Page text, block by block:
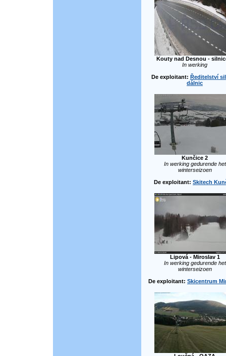
Kouty nad Desnou -
In werking
De exploitant: Ředitelství
dálnic
Kunčice 2
In werking gedurende het
winterseizoen
De exploitant: Skitech
Lipová - Miroslav 1
In werking gedurende het
winterseizoen
De exploitant: Skicentrum